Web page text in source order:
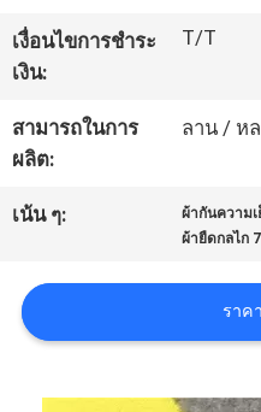
ติดต่อ
เรา
ข่าว
คดี
COMPANY
เงื่อนไขการชำระ
เงิน:
T/T
สามารถในการ
ผลิต:
ลาน / ห
เน้น ๆ: ผ้ากันความเ
ผ้ายืดกลไก
ราค